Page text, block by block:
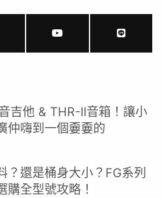
吉他 & THR-II音箱！讓小
仲嗨到一個嫑嫑的
？還是桶身大小？FG系列
購全型號攻略！